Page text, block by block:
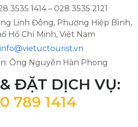
3535 1414 – 028 3535 2121
Linh Đông, Phường Hiệp Bình,
Hồ Chí Minh, Việt Nam
info@vietuctourist.vn
Ông Nguyễn Hàn Phong
ĐẶT DỊCH VỤ:
789 1414